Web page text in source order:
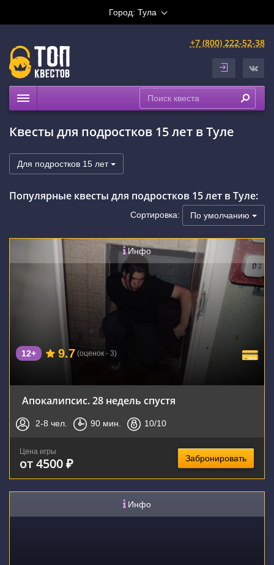
Город: Тула
+7 (800) 222-52-38
Расписание
Рейтинги
На карте
Квесты для подростков 15 лет в Туле
Для подростков 15 лет
Популярные квесты для подростков 15 лет в Туле:
Сортировка: По умолчанию
Инфо
12+ 9.7 (оценок - 3)
Апокалипсис. 28 недель спустя
2-8 чел. 90 мин. 10/10
Цена игры
от 4500 ₽ Забронировать
Инфо